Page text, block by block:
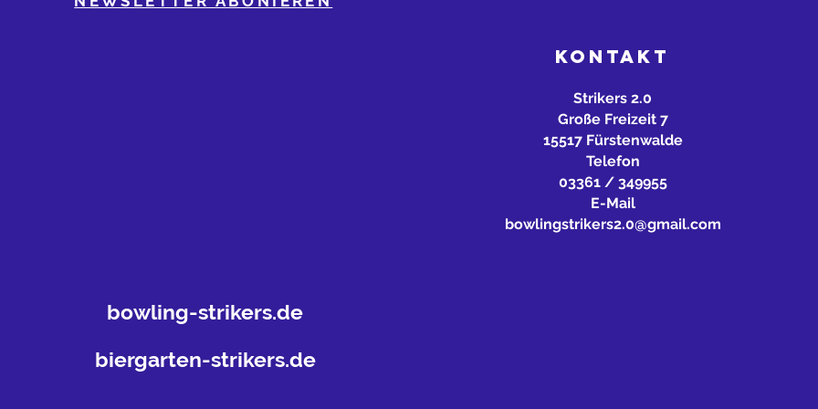
bowling-strikers.de
biergarten-strikers.de
KONTAKT
Strikers 2.0
Große Freizeit 7
15517 Fürstenwalde
Telefon
03361 / 349955
E-Mail
bowlingstrikers2.0@gmail.com